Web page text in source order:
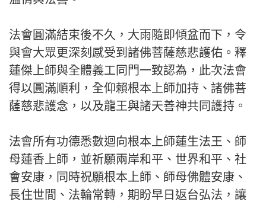
法會圓滿結束後不久，大雨隨即傾盆而下，令
與會大眾更深刻感受到諸佛菩薩慈悲護佑。釋
蓮傑上師與全體義工同門一致認為，此次法會
得以圓滿順利，全仰賴根本上師加持、諸佛菩
薩慈悲護念，以及龍王與諸天善神共同護持。
法會所有功德悉數迴向根本上師蓮生法王、師
母蓮香上師，並祈願兩岸和平、世界和平、社
會安康，同時祝願根本上師、師母佛體安康、
長住世間、法輪常轉，期盼早日返台弘法，讓